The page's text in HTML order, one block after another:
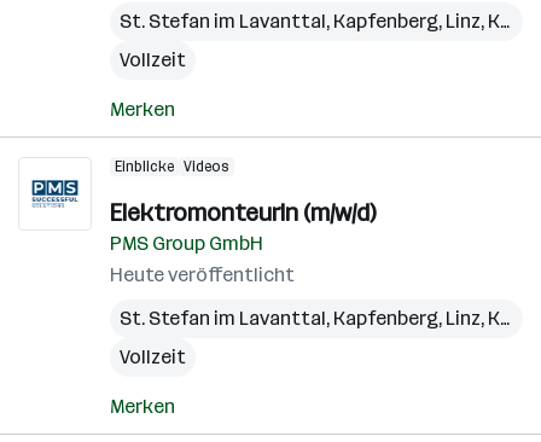
St. Stefan im Lavanttal, Kapfenberg, Linz, Kundl
Vollzeit
Merken
Einblicke Videos
ElektromonteurIn (m/w/d)
PMS Group GmbH
Heute veröffentlicht
St. Stefan im Lavanttal, Kapfenberg, Linz, Kundl
Vollzeit
Merken